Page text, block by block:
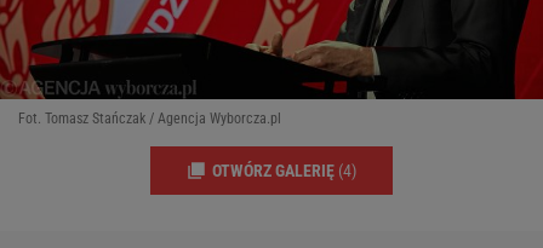
Fot. Tomasz Stańczak / Agencja Wyborcza.pl
OTWÓRZ GALERIĘ (4)